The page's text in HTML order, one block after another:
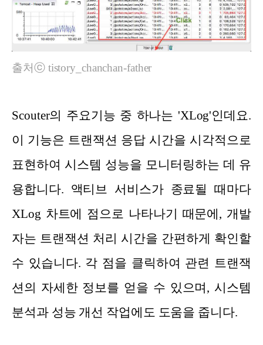
출처ⓒ tistory_chanchan-father
Scouter의 주요기능 중 하나는 'XLog'인데요.
이 기능은 트랜잭션 응답 시간을 시각적으로
표현하여 시스템 성능을 모니터링하는 데 유
용합니다. 액티브 서비스가 종료될 때마다
XLog 차트에 점으로 나타나기 때문에, 개발
자는 트랜잭션 처리 시간을 간편하게 확인할
수 있습니다. 각 점을 클릭하여 관련 트랜잭
션의 자세한 정보를 얻을 수 있으며, 시스템
분석과 성능 개선 작업에도 도움을 줍니다.